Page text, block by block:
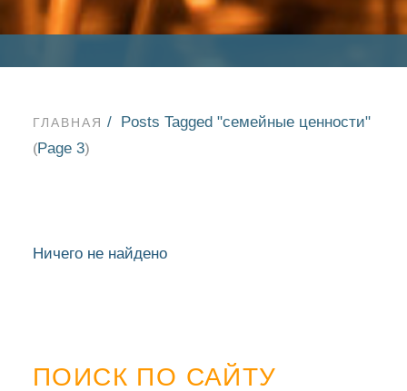
ГЛАВНАЯ Posts Tagged "семейные ценности"
(Page 3)
Ничего не найдено
ПОИСК ПО САЙТУ